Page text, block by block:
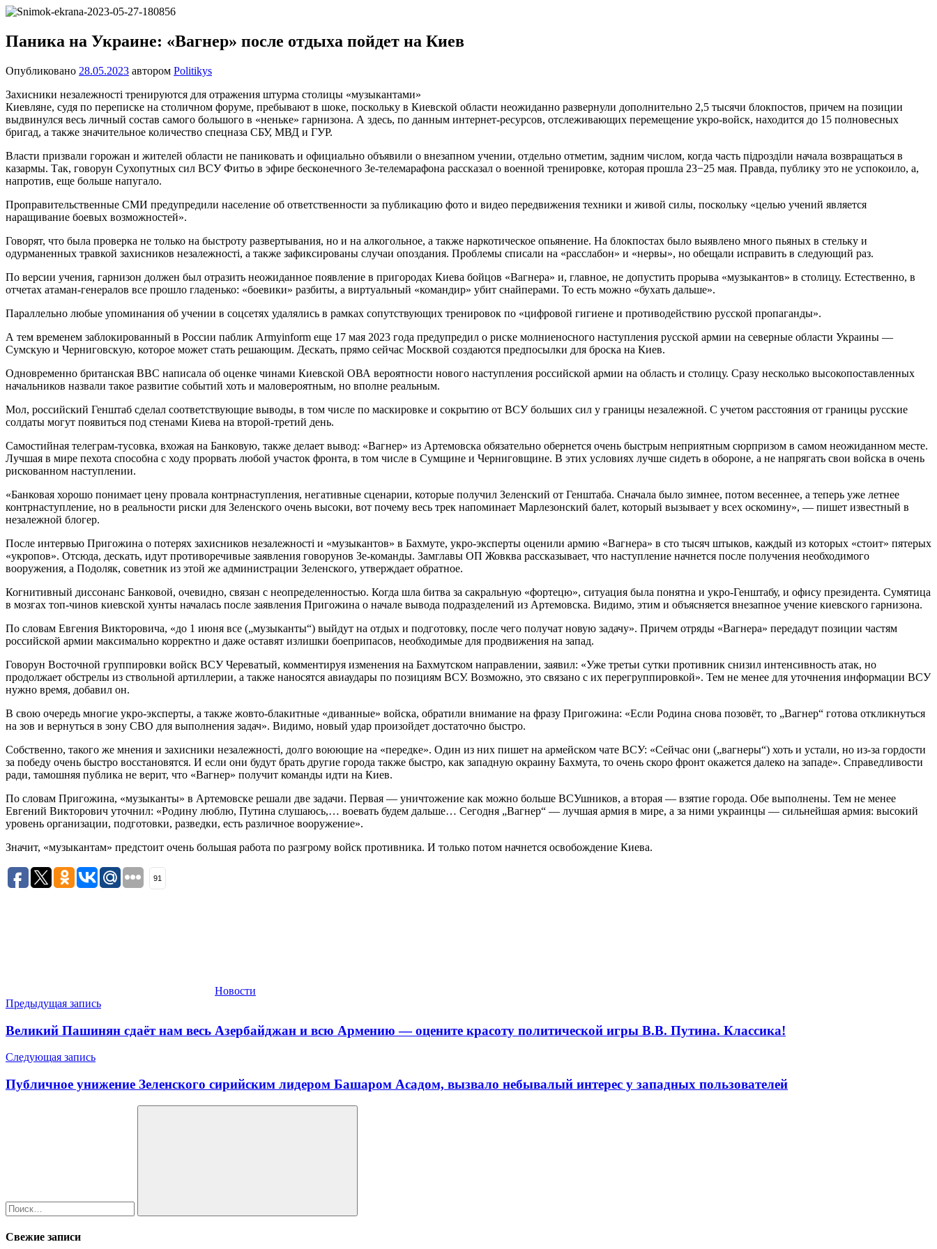
Перейти
содержимому
один
сайт
WordPress
Паника на Украине: «Вагнер» после отдыха пойдет на Киев
Опубликовано 28.05.2023 автором Politikys
Захисники незалежностi тренируются для отражения штурма столицы «музыкантами»
Киевляне, судя по переписке на столичном форуме, пребывают в шоке, поскольку в Киевской области неожиданно развернули дополнительно 2,5 тысячи блокпостов, причем на позиции
выдвинулся весь личный состав самого большого в «неньке» гарнизона. А здесь, по данным интернет-ресурсов, отслеживающих перемещение укро-войск, находится до 15 полновесных
бригад, а также значительное количество спецназа СБУ, МВД и ГУР.
Власти призвали горожан и жителей области не паниковать и официально объявили о внезапном учении, отдельно отметим, задним числом, когда часть пiдроздiли начала возвращаться в
казармы. Так, говорун Сухопутных сил ВСУ Фитьо в эфире бесконечного Зе-телемарафона рассказал о военной тренировке, которая прошла 23−25 мая. Правда, публику это не успокоило, а,
напротив, еще больше напугало.
Проправительственные СМИ предупредили население об ответственности за публикацию фото и видео передвижения техники и живой силы, поскольку «целью учений является
наращивание боевых возможностей».
Говорят, что была проверка не только на быстроту развертывания, но и на алкогольное, а также наркотическое опьянение. На блокпостах было выявлено много пьяных в стельку и
одурманенных травкой захисников незалежностi, а также зафиксированы случаи опоздания. Проблемы списали на «расслабон» и «нервы», но обещали исправить в следующий раз.
По версии учения, гарнизон должен был отразить неожиданное появление в пригородах Киева бойцов «Вагнера» и, главное, не допустить прорыва «музыкантов» в столицу. Естественно, в
отчетах атаман-генералов все прошло гладенько: «боевики» разбиты, а виртуальный «командир» убит снайперами. То есть можно «бухать дальше».
Параллельно любые упоминания об учении в соцсетях удалялись в рамках сопутствующих тренировок по «цифровой гигиене и противодействию русской пропаганды».
А тем временем заблокированный в России паблик Armyinform еще 17 мая 2023 года предупредил о риске молниеносного наступления русской армии на северные области Украины —
Сумскую и Черниговскую, которое может стать решающим. Дескать, прямо сейчас Москвой создаются предпосылки для броска на Киев.
Одновременно британская BBC написала об оценке чинами Киевской ОВА вероятности нового наступления российской армии на область и столицу. Сразу несколько высокопоставленных
начальников назвали такое развитие событий хоть и маловероятным, но вполне реальным.
Мол, российский Генштаб сделал соответствующие выводы, в том числе по маскировке и сокрытию от ВСУ больших сил у границы незалежной. С учетом расстояния от границы русские
солдаты могут появиться под стенами Киева на второй-третий день.
Самостийная телеграм-тусовка, вхожая на Банковую, также делает вывод: «Вагнер» из Артемовска обязательно обернется очень быстрым неприятным сюрпризом в самом неожиданном месте.
Лучшая в мире пехота способна с ходу прорвать любой участок фронта, в том числе в Сумщине и Черниговщине. В этих условиях лучше сидеть в обороне, а не напрягать свои войска в очень
рискованном наступлении.
«Банковая хорошо понимает цену провала контрнаступления, негативные сценарии, которые получил Зеленский от Генштаба. Сначала было зимнее, потом весеннее, а теперь уже летнее
контрнаступление, но в реальности риски для Зеленского очень высоки, вот почему весь трек напоминает Марлезонский балет, который вызывает у всех оскомину», — пишет известный в
незалежной блогер.
После интервью Пригожина о потерях захисников незалежностi и «музыкантов» в Бахмуте, укро-эксперты оценили армию «Вагнера» в сто тысяч штыков, каждый из которых «стоит» пятерых
«укропов». Отсюда, дескать, идут противоречивые заявления говорунов Зе-команды. Замглавы ОП Жовква рассказывает, что наступление начнется после получения необходимого
вооружения, а Подоляк, советник из этой же администрации Зеленского, утверждает обратное.
Когнитивный диссонанс Банковой, очевидно, связан с неопределенностью. Когда шла битва за сакральную «фортецю», ситуация была понятна и укро-Генштабу, и офису президента. Сумятица
в мозгах топ-чинов киевской хунты началась после заявления Пригожина о начале вывода подразделений из Артемовска. Видимо, этим и объясняется внезапное учение киевского гарнизона.
По словам Евгения Викторовича, «до 1 июня все („музыканты“) выйдут на отдых и подготовку, после чего получат новую задачу». Причем отряды «Вагнера» передадут позиции частям
российской армии максимально корректно и даже оставят излишки боеприпасов, необходимые для продвижения на запад.
Говорун Восточной группировки войск ВСУ Череватый, комментируя изменения на Бахмутском направлении, заявил: «Уже третьи сутки противник снизил интенсивность атак, но
продолжает обстрелы из ствольной артиллерии, а также наносятся авиаудары по позициям ВСУ. Возможно, это связано с их перегруппировкой». Тем не менее для уточнения информации ВСУ
нужно время, добавил он.
В свою очередь многие укро-эксперты, а также жовто-блакитные «диванные» войска, обратили внимание на фразу Пригожина: «Если Родина снова позовёт, то „Вагнер“ готова откликнуться
на зов и вернуться в зону СВО для выполнения задач». Видимо, новый удар произойдет достаточно быстро.
Собственно, такого же мнения и захисники незалежностi, долго воюющие на «передке». Один из них пишет на армейском чате ВСУ: «Сейчас они („вагнеры“) хоть и устали, но из-за гордости
за победу очень быстро восстановятся. И если они будут брать другие города также быстро, как западную окраину Бахмута, то очень скоро фронт окажется далеко на западе». Справедливости
ради, тамошняя публика не верит, что «Вагнер» получит команды идти на Киев.
По словам Пригожина, «музыканты» в Артемовске решали две задачи. Первая — уничтожение как можно больше ВСУшников, а вторая — взятие города. Обе выполнены. Тем не менее
Евгений Викторович уточнил: «Родину люблю, Путина слушаюсь,… воевать будем дальше… Сегодня „Вагнер“ — лучшая армия в мире, а за ними украинцы — сильнейшая армия: высокий
уровень организации, подготовки, разведки, есть различное вооружение».
Значит, «музыкантам» предстоит очень большая работа по разгрому войск противника. И только потом начнется освобождение Киева.
91
Новости
Навигация
по
Предыдущая запись
Великий Пашинян сдаёт нам весь Азербайджан и всю Армению — оцените красоту политической игры В.В. Путина. Классика!
Следующая запись
Публичное унижение Зеленского сирийским лидером Башаром Асадом, вызвало небывалый интерес у западных пользователей
Поиск
Свежие записи